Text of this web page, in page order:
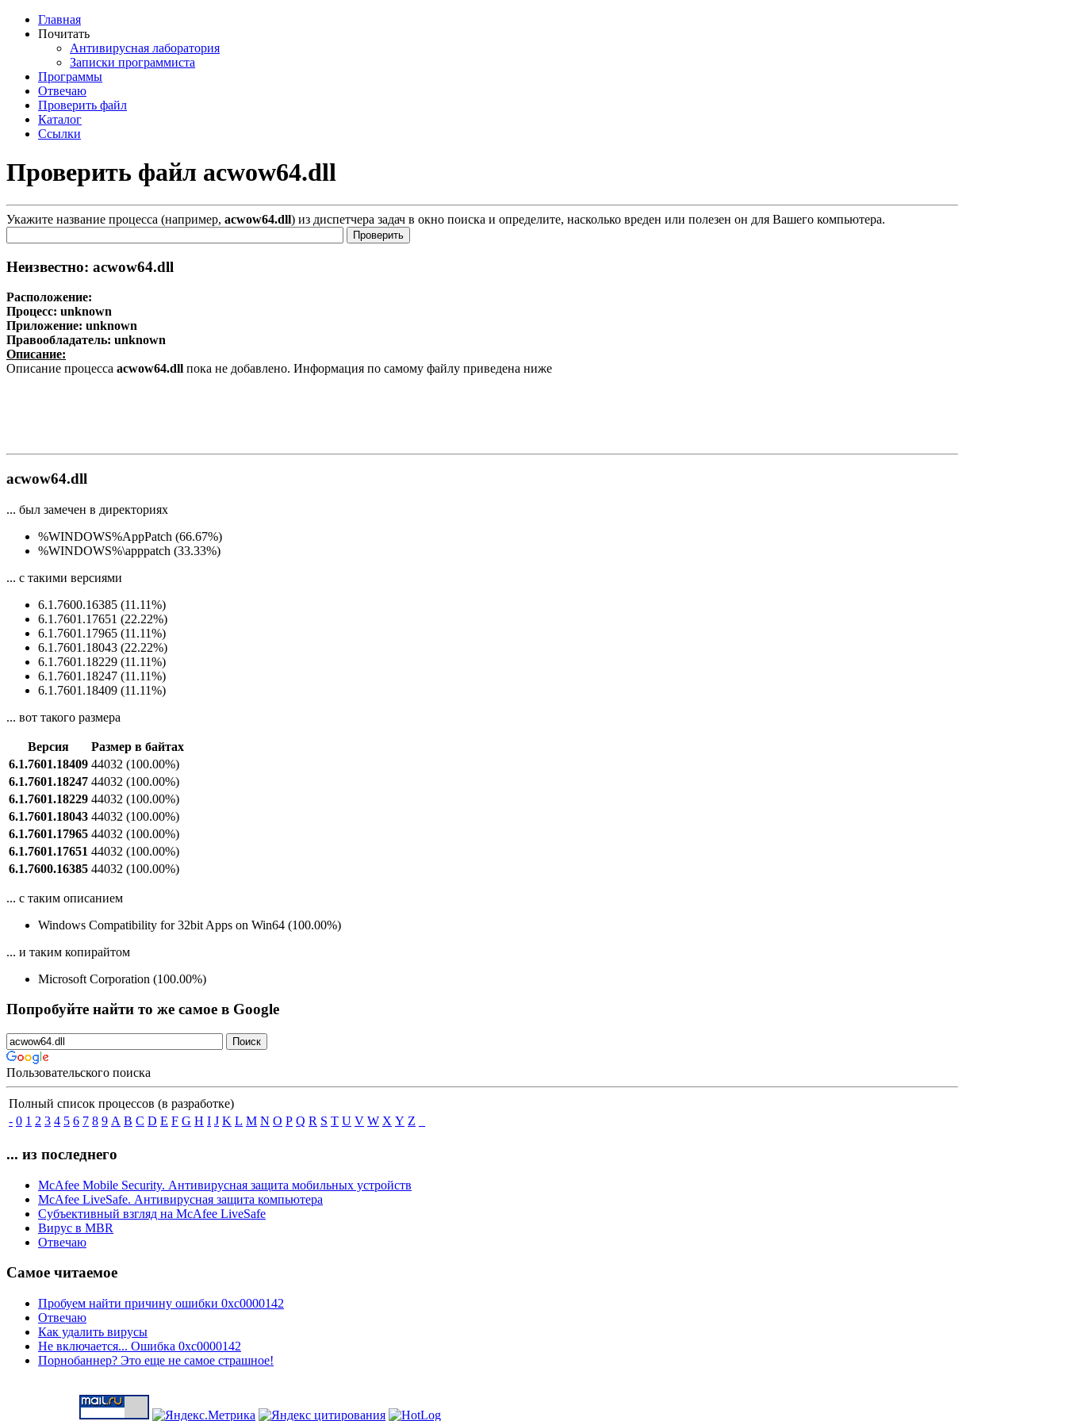
Главная
Почитать
Антивирусная лаборатория
Записки программиста
Программы
Отвечаю
Проверить файл
Каталог
Ссылки
Проверить файл acwow64.dll
Укажите название процесса (например, acwow64.dll) из диспетчера задач в окно поиска и определите, насколько вреден или полезен он для Вашего компьютера.
Неизвестно: acwow64.dll
Расположение:
Процесс: unknown
Приложение: unknown
Правообладатель: unknown
Описание:
Описание процесса acwow64.dll пока не добавлено. Информация по самому файлу приведена ниже
acwow64.dll
... был замечен в директориях
%WINDOWS%AppPatch (66.67%)
%WINDOWS%\apppatch (33.33%)
... с такими версиями
6.1.7600.16385 (11.11%)
6.1.7601.17651 (22.22%)
6.1.7601.17965 (11.11%)
6.1.7601.18043 (22.22%)
6.1.7601.18229 (11.11%)
6.1.7601.18247 (11.11%)
6.1.7601.18409 (11.11%)
... вот такого размера
Версия
Размер в байтах
6.1.7601.18409 44032 (100.00%)
6.1.7601.18247 44032 (100.00%)
6.1.7601.18229 44032 (100.00%)
6.1.7601.18043 44032 (100.00%)
6.1.7601.17965 44032 (100.00%)
6.1.7601.17651 44032 (100.00%)
6.1.7600.16385 44032 (100.00%)
... с таким описанием
Windows Compatibility for 32bit Apps on Win64 (100.00%)
... и таким копирайтом
Microsoft Corporation (100.00%)
Попробуйте найти то же самое в Google
Пользовательского поиска
Полный список процессов (в разработке)
- 0 1 2 3 4 5 6 7 8 9 A B C D E F G H I J K L M N O P Q R S T U V W X Y Z
... из последнего
McAfee Mobile Security. Антивирусная защита мобильных устройств
McAfee LiveSafe. Антивирусная защита компьютера
Субъективный взгляд на McAfee LiveSafe
Вирус в MBR
Отвечаю
Самое читаемое
Пробуем найти причину ошибки 0xc0000142
Отвечаю
Как удалить вирусы
Не включается... Ошибка 0xc0000142
Порнобаннер? Это еще не самое страшное!